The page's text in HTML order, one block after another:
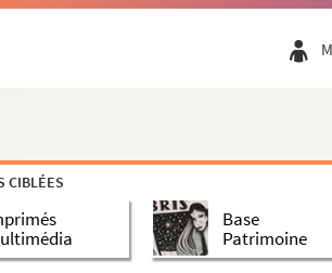
CIBLÉES
Base
Patrimoine
M. ch. Gravier, Lille, 1891
géologique du Nord, Lille, 1891
géographie de Lille, Lille, 1892